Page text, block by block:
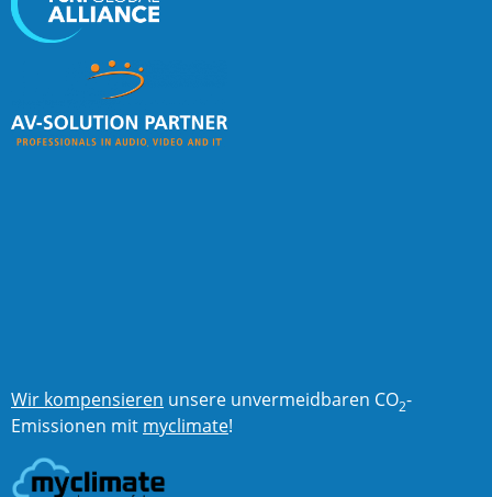
Wir kompensieren unsere unvermeidbaren CO2-
Emissionen mit myclimate!